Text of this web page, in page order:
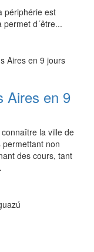
périphérie est
d´être...
Aires en 9
la ville de
permettant non
des cours, tant